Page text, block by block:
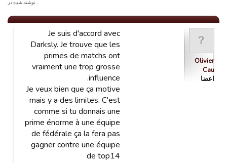
. نوشته شده در
Olivier
Cau
اعضا
Je suis d'accord avec
Darksly. Je trouve que les
primes de matchs ont
vraiment une trop grosse
influence.
Je veux bien que ça motive
mais y a des limites. C'est
comme si tu donnais une
prime énorme à une équipe
de fédérale ça la fera pas
gagner contre une équipe
de top14